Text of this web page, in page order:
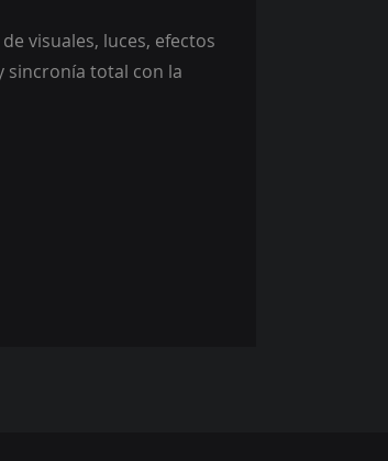
visuales, luces, efectos
sincronía total con la